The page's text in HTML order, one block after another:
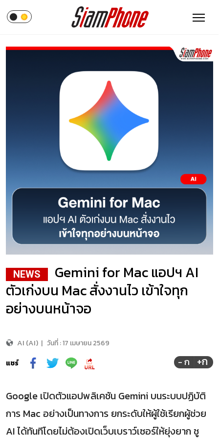
NEWS
Gemini for Mac แอปฯ AI
ตัวเก่งบน Mac สั่งงานไว เข้าใจทุก
อย่างบนหน้าจอ
AI (AI) | วันที่ :17 เมษายน 2569
แชร์
- ก +ก
Google เปิดตัวแอปพลิเคชัน Gemini บนระบบปฏิบัติ
การ Mac อย่างเป็นทางการ ยกระดับให้ผู้ใช้เรียกผู้ช่วย
AI ได้ทันทีโดยไม่ต้องเปิดเว็บเบราว์เซอร์ให้ยุ่งยาก ชู